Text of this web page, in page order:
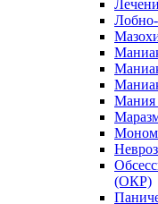
Мания
Невроз
(ОКР)